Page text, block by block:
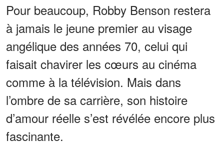
Pour beaucoup, Robby Benson restera
à jamais le jeune premier au visage
angélique des années 70, celui qui
faisait chavirer les cœurs au cinéma
comme à la télévision. Mais dans
l’ombre de sa carrière, son histoire
d’amour réelle s’est révélée encore plus
fascinante.